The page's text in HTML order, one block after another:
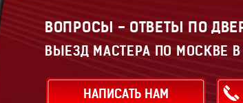
ВОПРОСЫ - ОТВЕТЫ ПО
ВЫЕЗД МАСТЕРА ПО МОСКВЕ
НАПИСАТЬ НАМ